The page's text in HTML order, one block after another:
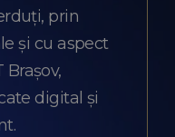
prin
și cu aspect
Brașov,
digital și